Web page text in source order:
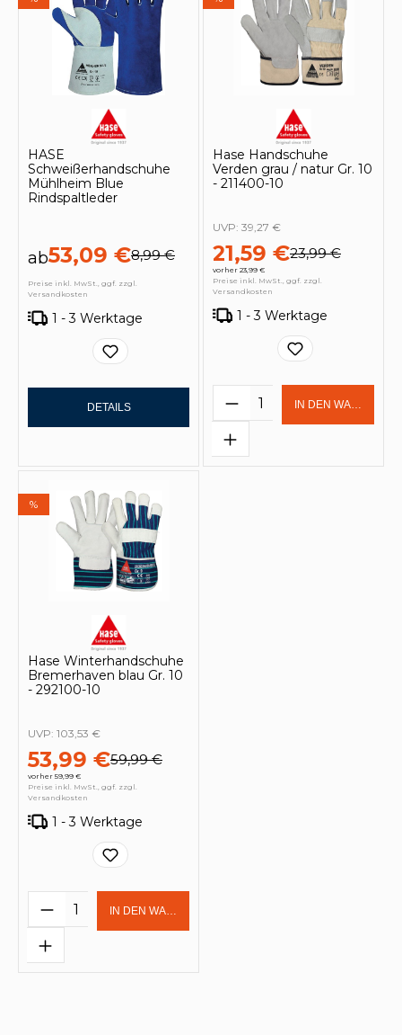
HASE
Schweißerhandschuhe
Mühlheim Blue
Rindspaltleder
ab53,09 €8,99 €
Preise inkl. MwSt., ggf. zzgl.
Versandkosten
1 - 3 Werktage
DETAILS
Hase Handschuhe
Verden grau / natur Gr. 10
- 211400-10
21,59 €23,99 €
vorher 23,99 €
UVP: 39,27 €
Preise inkl. MwSt., ggf. zzgl.
Versandkosten
1 - 3 Werktage
Produkt Anzahl:
IN DEN
%
Hase Winterhandschuhe
Bremerhaven blau Gr. 10
- 292100-10
53,99 €59,99 €
vorher 59,99 €
UVP: 103,53 €
Preise inkl. MwSt., ggf. zzgl.
Versandkosten
1 - 3 Werktage
Produkt Anzahl: Gib den
IN DEN WARENKORB